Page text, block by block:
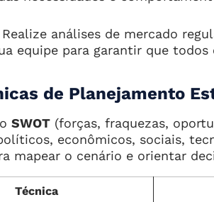
Realize análises de mercado
equipe para garantir que todos
de Planejamento
SWOT (forças, fraquezas,
econômicos, sociais,
mapear o cenário e orientar
Técnica